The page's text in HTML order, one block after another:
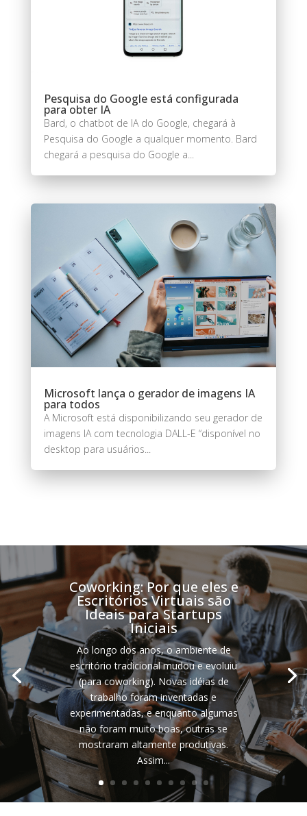
Pesquisa do Google está configurada
para obter IA
Bard, o chatbot de IA do Google, chegará à
Pesquisa do Google a qualquer momento. Bard
chegará a pesquisa do Google a...
Microsoft lança o gerador de imagens IA
para todos
A Microsoft está disponibilizando seu gerador de
imagens IA com tecnologia DALL-E “disponível no
desktop para usuários...
Coworking: Por que eles e
Escritórios Virtuais são
Ideais para Startups
Iniciais
Ao longo dos anos, o ambiente de
escritório tradicional mudou e evoluiu
(para coworking). Novas idéias de
trabalho foram inventadas e
experimentadas, e enquanto algumas
não foram muito boas, outras se
mostraram altamente produtivas.
Assim...